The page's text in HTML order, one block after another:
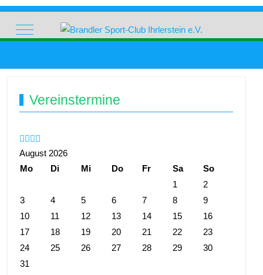
Mobile Menu Toggle
Vereinstermine
JahrMonat
Jahr
Monat
August 2026
Mo
Di Mi Do Fr Sa
So
1
2
3
4 5 6 7 8
9
10
11 12 13 14 15
16
17
18 19 20 21 22
23
24
25 26 27 28 29
30
31